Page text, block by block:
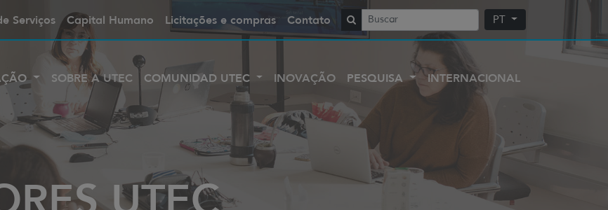
Serviços Capital Humano Licitações e compras Contato PT
SOBRE A UTEC COMUNIDAD UTEC INOVAÇÃO PESQUISA INTERNACIONAL
UTEC